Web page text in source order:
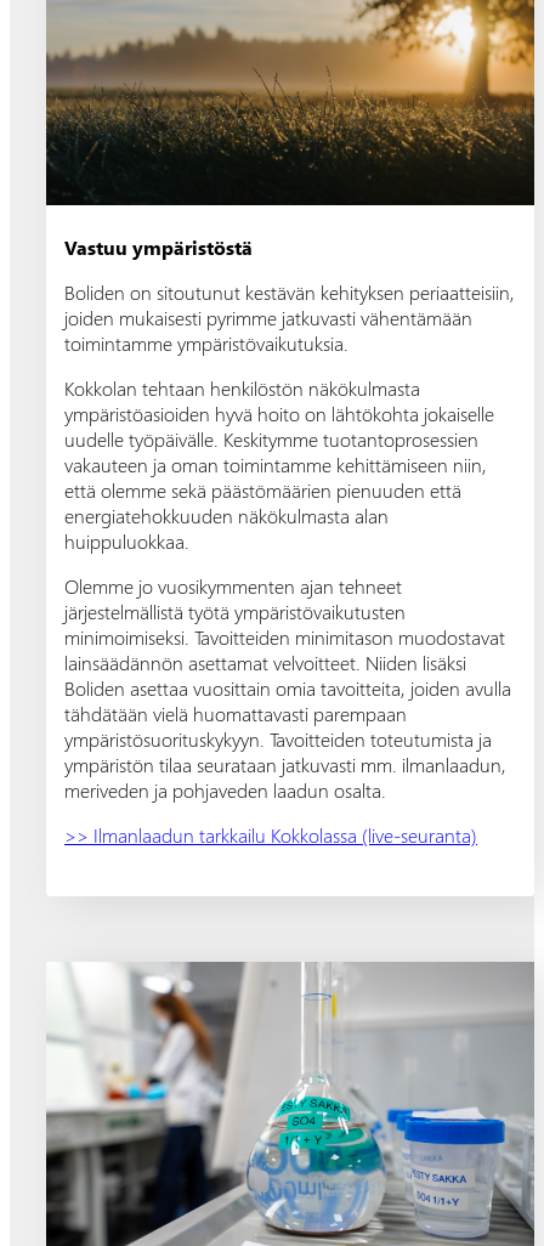
Vastuu ympäristöstä
Boliden on sitoutunut kestävän kehityksen periaatteisiin,
joiden mukaisesti pyrimme jatkuvasti vähentämään
toimintamme ympäristövaikutuksia.
Kokkolan tehtaan henkilöstön näkökulmasta
ympäristöasioiden hyvä hoito on lähtökohta jokaiselle
uudelle työpäivälle. Keskitymme tuotantoprosessien
vakauteen ja oman toimintamme kehittämiseen niin,
että olemme sekä päästömäärien pienuuden että
energiatehokkuuden näkökulmasta alan
huippuluokkaa.
Olemme jo vuosikymmenten ajan tehneet
järjestelmällistä työtä ympäristövaikutusten
minimoimiseksi. Tavoitteiden minimitason muodostavat
lainsäädännön asettamat velvoitteet. Niiden lisäksi
Boliden asettaa vuosittain omia tavoitteita, joiden avulla
tähdätään vielä huomattavasti parempaan
ympäristösuorituskykyyn. Tavoitteiden toteutumista ja
ympäristön tilaa seurataan jatkuvasti mm. ilmanlaadun,
meriveden ja pohjaveden laadun osalta.
>> Ilmanlaadun tarkkailu Kokkolassa (live-seuranta)